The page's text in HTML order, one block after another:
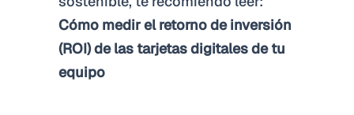
Cómo medir el retorno de inversión
(ROI) de las tarjetas digitales de tu
equipo